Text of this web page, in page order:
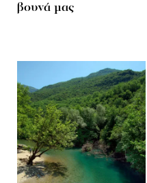
βουνά μας